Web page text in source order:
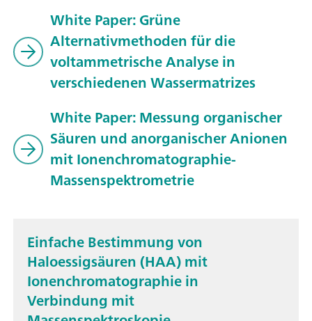
White Paper: Grüne
Alternativmethoden für die
voltammetrische Analyse in
verschiedenen Wassermatrizes
White Paper: Messung organischer
Säuren und anorganischer Anionen
mit Ionenchromatographie-
Massenspektrometrie
Einfache Bestimmung von
Haloessigsäuren (HAA) mit
Ionenchromatographie in
Verbindung mit